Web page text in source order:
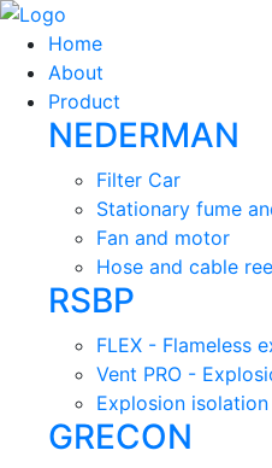
Home
About
Product
NEDERMAN
Filter Car
Stationary fume
Fan and motor
Hose and cable
RSBP
FLEX - Flameless
Vent PRO -
Explosion
GRECON